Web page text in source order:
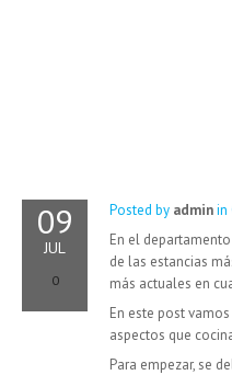
09
JUL
0
Posted by adminin
En el
de las estancias
más actuales en
En este post
aspectos que
Para empezar, se